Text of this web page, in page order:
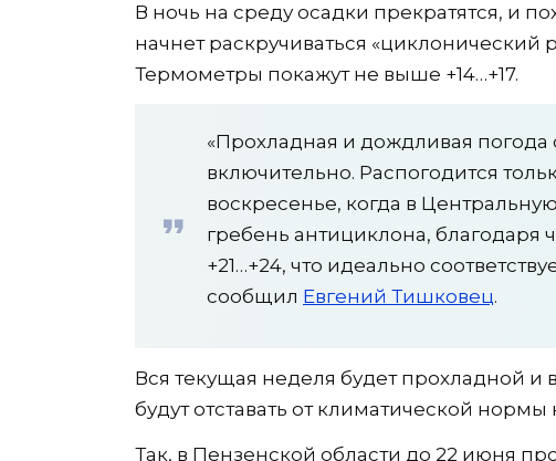
В ночь на среду осадки прекратятся, и
начнет раскручиваться «циклонический
Термометры покажут не выше +14…+17.
«Прохладная и дождливая погода
включительно. Распогодится
воскресенье, когда в
гребень антициклона, благодаря
+21…+24, что идеально
сообщил Евгений Тишковец.
Вся текущая неделя будет прохладной
будут отставать от климатической нормы
Так, в Пензенской области до 22 июня